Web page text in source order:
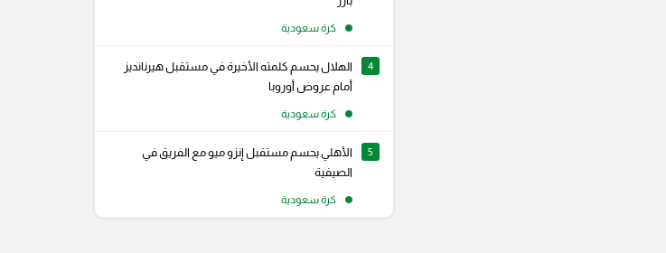
كرة سعودية
4
الهلال يحسم كلمته الأخيرة في مستقبل هيرنانديز
أمام عروض أوروبا
كرة سعودية
5
الأهلي يحسم مستقبل إنزو ميو مع الفريق في
الصيفية
كرة سعودية